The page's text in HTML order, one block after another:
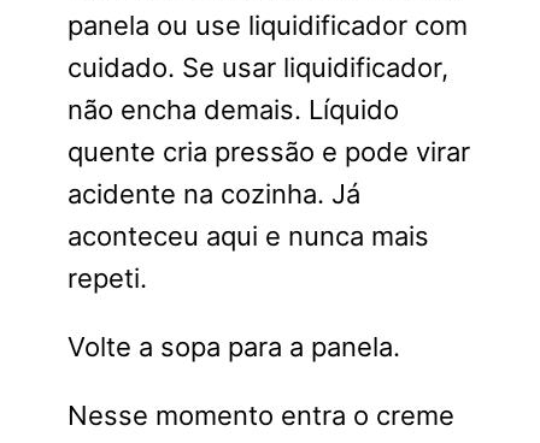
panela ou use liquidificador com
cuidado. Se usar liquidificador,
não encha demais. Líquido
quente cria pressão e pode virar
acidente na cozinha. Já
aconteceu aqui e nunca mais
repeti.
Volte a sopa para a panela.
Nesse momento entra o creme